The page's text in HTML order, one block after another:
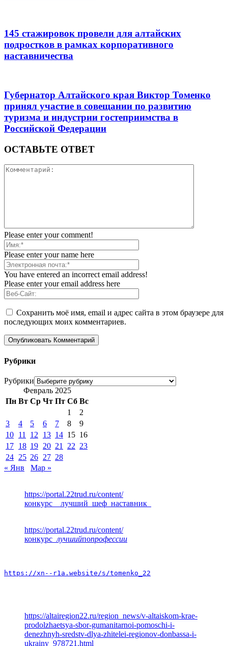
145 стажировок провели для алтайских
подростков в рамках корпоративного
наставничества
Губернатор Алтайского края Виктор Томенко
принял участие в совещании по развитию
туризма и индустрии гостеприимства в
Российской Федерации
ОСТАВЬТЕ ОТВЕТ
Please enter your comment!
Please enter your name here
You have entered an incorrect email address!
Please enter your email address here
Сохранить моё имя, email и адрес сайта в этом браузере для
последующих моих комментариев.
Рубрики
Рубрики
Февраль 2025
Пн Вт Ср Чт Пт Сб Вс
1
2
3
4 5 6 7 8
9
10 11 12 13 14 15 16
17 18 19 20 21 22 23
24 25 26 27 28
« Янв
Мар »
https://portal.22trud.ru/content/
конкурс__лучший_шеф_наставник_
https://portal.22trud.ru/content/
конкурс _лучшийпопрофессии
https://xn--r1a.website/s/tomenko_22
https://altairegion22.ru/region_news/v-altaiskom-krae-
prodolzhaetsya-sbor-gumanitarnoi-pomoschi-i-
denezhnyh-sredstv-dlya-zhitelei-regionov-donbassa-i-
ukrainy_978721.html